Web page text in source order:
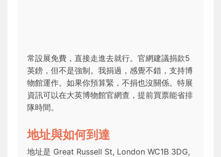
常設展免費，直接走進去就行。官網建議捐款5
英鎊，但不是強制。我捐過，感覺不錯，支持博
物館運作。如果你預算緊，不捐也沒關係。特展
資訊可以在大英博物館官網查，提前買票能省排
隊時間。
地址與如何到達
地址是 Great Russell St, London WC1B 3DG,